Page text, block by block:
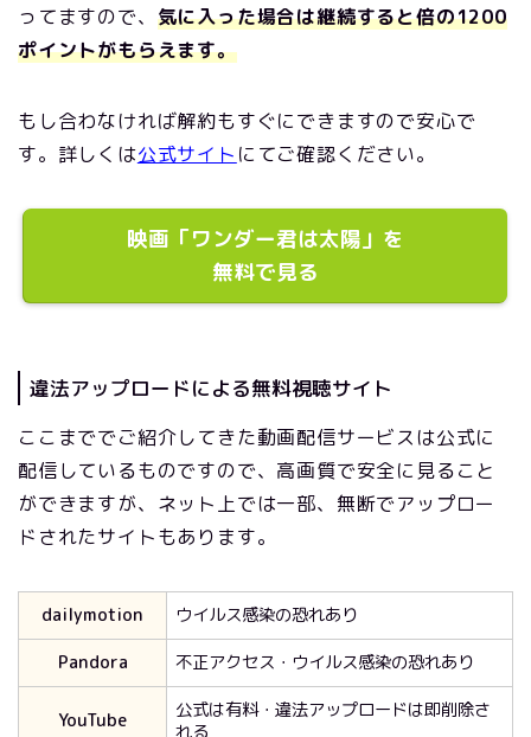
ってますので、 気に入った場合は継続すると倍の1200
ポイントがもらえます。
もし合わなければ解約もすぐにできますので安心で
す。詳しくは公式サイト にてご確認ください。
映画「ワンダー君は太陽」を
無料で見る
違法アップロードによる無料視聴サイト
ここまででご紹介してきた動画配信サービスは公式に
配信しているものですので、高画質で安全に見ること
ができますが、ネット上では一部、無断でアップロー
ドされたサイトもあります。
dailymotion
ウイルス感染の恐れあり
Pandora
不正アクセス・ウイルス感染の恐れあり
YouTube
公式は有料・違法アップロードは即削除さ
れる